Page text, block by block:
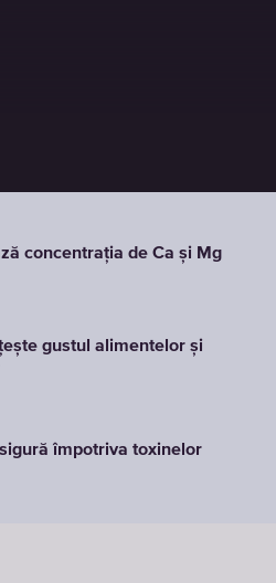
concentrația de Ca și Mg
gustul alimentelor și
împotriva toxinelor